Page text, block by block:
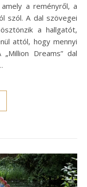
a reményről, a
szól. A dal szövegei
a hallgatót,
attól, hogy mennyi
Dreams” dal